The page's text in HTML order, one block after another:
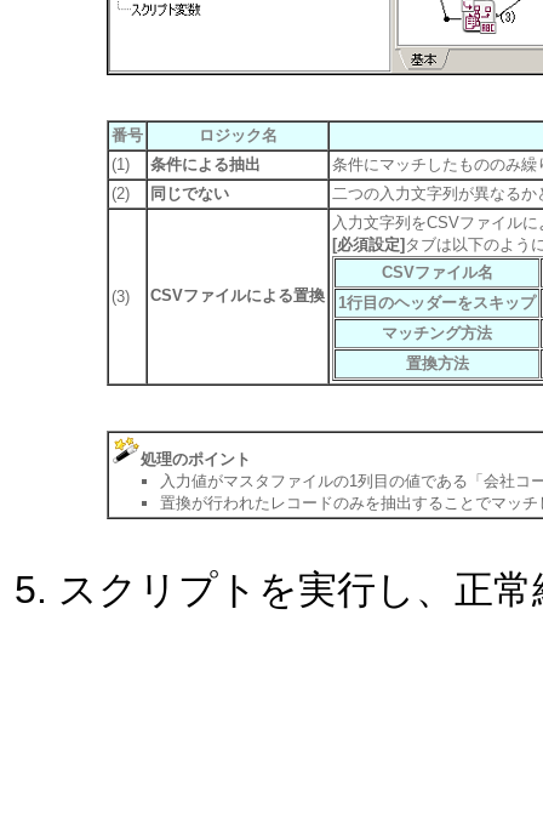
番号
ロジック名
(1)
条件による抽出
条件にマッチしたもののみ
(2)
同じでない 二つの入力文字列が異なるか
(3) CSVファイルによる置換
入力文字列をCSVファイル
[必須設定] タブは以下のよう
CSVファイル名
1行目のヘッダーをスキップ
マッチング方法
置換方法
処理のポイント
入力値がマスタファイルの1列目の値である「会社
置換が行われたレコードのみを抽出することでマッ
スクリプトを実行し、正